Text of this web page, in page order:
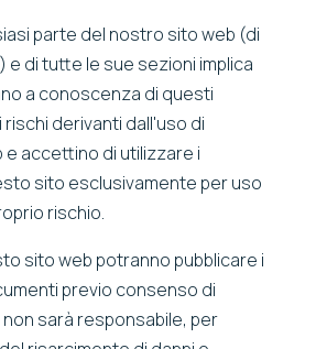
parte del nostro sito web (di
e di tutte le sue sezioni implica
a conoscenza di questi
derivanti dall'uso di
accettino di utilizzare i
sito esclusivamente per uso
rischio.
sito web potranno pubblicare i
previo consenso di
non sarà responsabile, per